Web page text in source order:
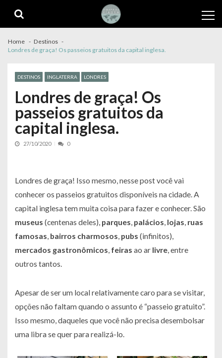
navigation
content
Home
Destinos
Londres de graça! Os passeios gratuitos da capital inglesa.
DESTINOS INGLATERRA LONDRES
Londres de graça! Os
passeios gratuitos da
capital inglesa.
27/10/2020 0
Londres de graça! Isso mesmo, nesse post você vai
conhecer os passeios gratuitos disponíveis na cidade. A
capital inglesa tem muita coisa para fazer e conhecer. São
museus (centenas deles), parques, palácios, lojas, ruas
famosas, bairros charmosos, pubs (infinitos),
mercados gastronômicos, feiras ao ar livre, entre
outros tantos.
Apesar de ser um local relativamente caro para se visitar,
opções não faltam quando o assunto é “passeio gratuito”.
Isso mesmo, daqueles que você não precisa desembolsar
uma libra se quer para realizá-lo.